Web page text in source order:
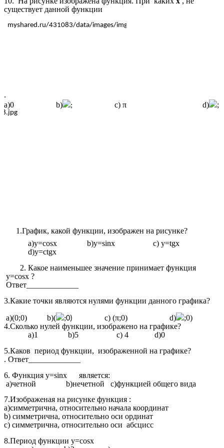
существует данной функции
.
а)0 b)
; c) π d) ;
1.График, какой функции, изображен на рисунке?
а)у=cosx b)y=sinx c) y=tgx
d)y=ctgx
2. Какое наименьшее значение принимает функция
у=cosx ?
Ответ_____________
3.Какие точки являются нулями функции данного графика?
а)(0;0) b)( ;0) c) (π;0) d)
;0)
4.Сколько нулей функции, изображено на графике?
а)1 b)5 c) 4 d)0
5.Каков период функции, изображенной на графике?
. Ответ_____________
6. Функция y=sinx является:
а)четной b)нечетной с)функцией общего вида
7.Изображеная на рисунке функция :
а)симметрична, относительно начала координат
b) симметрична, относительно оси ординат
с) симметрична, относительно оси абсцисс
8.Период функции y=cosx